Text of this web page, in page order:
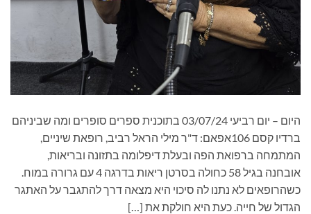
היום – יום רביעי 03/07/24 בתוכנית ספרים סופרים ומה שביניהם
ברדיו קסם 106אפאם: ד"ר מילי הראל רביב, רופאת שיניים,
המתמחה ברפואת הפה ובעלת דיפלומה בתזונה ובריאות,
אובחנה בגיל 58 כחולה בסרטן ריאות בדרגה 4 עם גרורה במוח.
כשהרופאים לא נתנו לה סיכוי היא מצאה דרך להתגבר על האתגר
הגדול של חייה. כעת היא חולקת את […]